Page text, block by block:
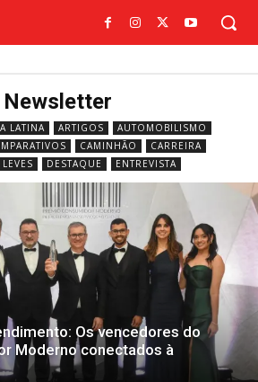
Newsletter
LATINA ARTIGOS
AUTOMOBILISMO
CAMINHÃO
CARREIRA
DESTAQUE ENTREVISTA
Os vencedores do
Moderno conectados à